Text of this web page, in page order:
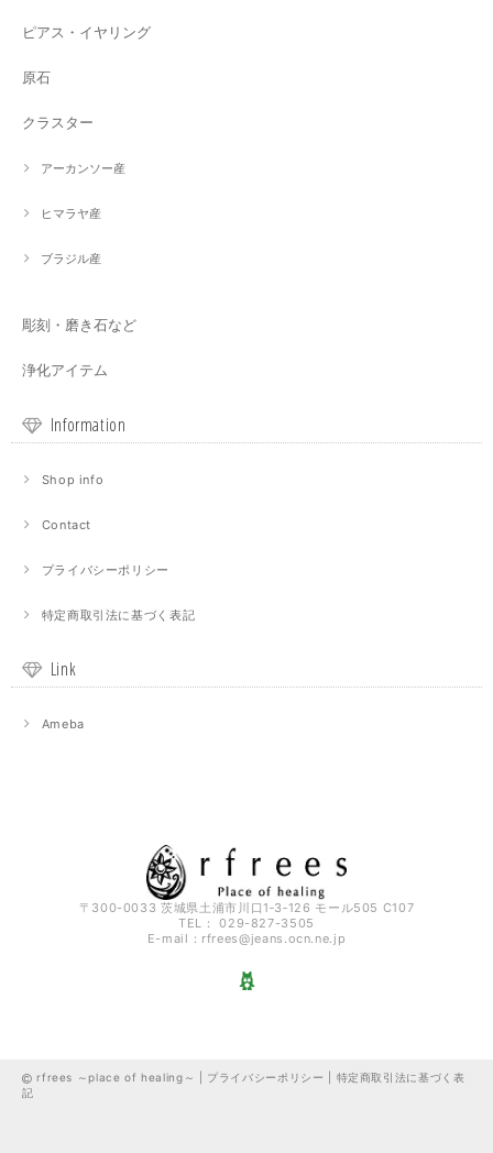
ピアス・イヤリング
原石
クラスター
アーカンソー産
ヒマラヤ産
ブラジル産
彫刻・磨き石など
浄化アイテム
Information
Shop info
Contact
プライバシーポリシー
特定商取引法に基づく表記
Link
Ameba
〒300-0033 茨城県土浦市川口1‐3‐126 モール505 C107
TEL： 029-827-3505
E-mail： rfrees@jeans.ocn.ne.jp
rfrees ～place of healing～ | プライバシーポリシー
特定商取引法に基づく表
記